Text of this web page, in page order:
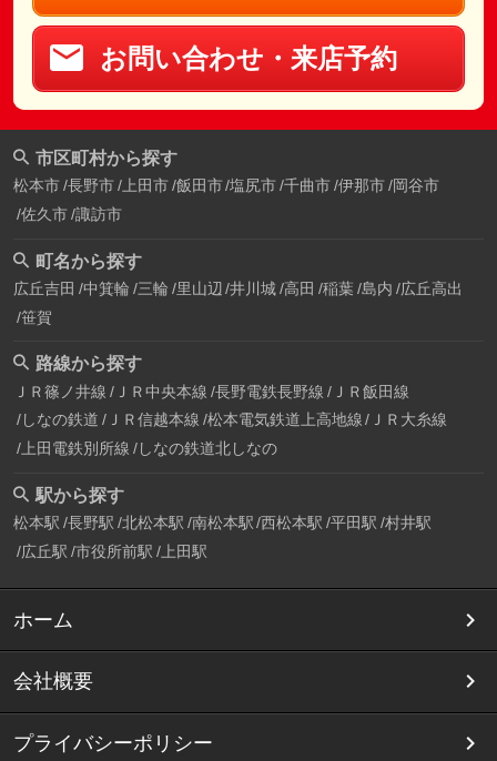
お問い合わせ・来店予約
市区町村から探す
松本市 長野市 上田市 飯田市 塩尻市 千曲市 伊那市 岡谷市
佐久市 諏訪市
町名から探す
広丘吉田 中箕輪 三輪 里山辺 井川城 高田 稲葉 島内 広丘高出
笹賀
路線から探す
ＪＲ篠ノ井線 ＪＲ中央本線 長野電鉄長野線 ＪＲ飯田線
しなの鉄道 ＪＲ信越本線 松本電気鉄道上高地線
ＪＲ大糸線
上田電鉄別所線 しなの鉄道北しなの
駅から探す
松本駅 長野駅 北松本駅 南松本駅 西松本駅 平田駅 村井駅
広丘駅 市役所前駅 上田駅
ホーム
会社概要
プライバシーポリシー